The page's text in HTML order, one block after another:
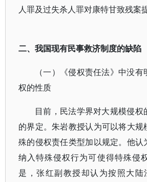
人罪及过失杀人罪对康特甘致残案
二、我国现有民事救济制度的缺陷
（一）《侵权责任法》中没
权的性质
目前，民法学界对大规模侵权
的界定。朱岩教授认为可以将大规
殊的侵权责任类型加以规定。他认
纳入特殊侵权行为可使得特殊侵
是，张红副教授却认为按照大陆